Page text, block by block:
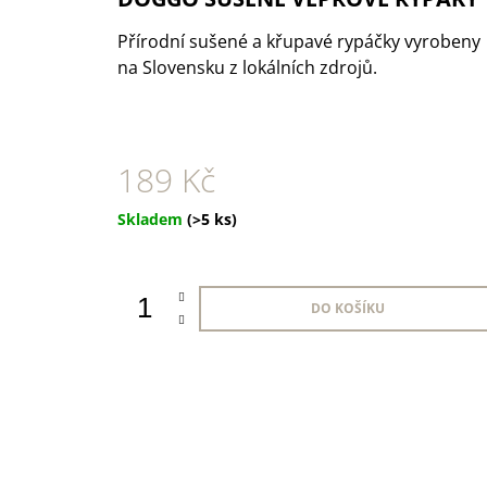
Přírodní sušené a křupavé rypáčky vyrobeny
na Slovensku z lokálních zdrojů.
189 Kč
Měrná
Skladem (>5 ks)
DO KOŠÍKU
1 KS
35 Kč